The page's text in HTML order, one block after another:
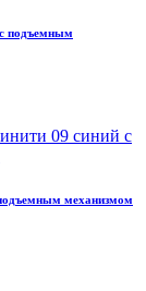
подъемным
механизмом